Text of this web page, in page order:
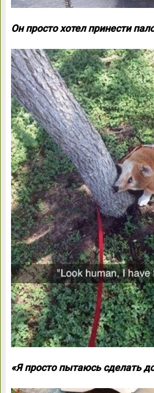
Он просто хотел принести
«Я просто пытаюсь сделать